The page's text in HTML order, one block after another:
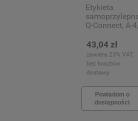
Etykieta
Q-Connect, A-4,
arkuszy (24)
43,04 zł
zawiera 23% VAT,
bez kosztów
dostawy
Powiadom o
dostępności